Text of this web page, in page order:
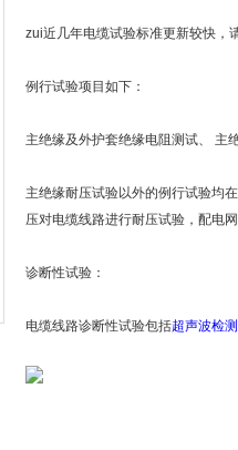
zui近几年电缆试验标准更新较快，
例行试验项目如下：
主绝缘及外护套绝缘电阻测试、 主
主绝缘耐压试验以外的例行试验均
压对电缆线路进行耐压试验，配电
诊断性试验：
电缆线路诊断性试验包括超声波检测